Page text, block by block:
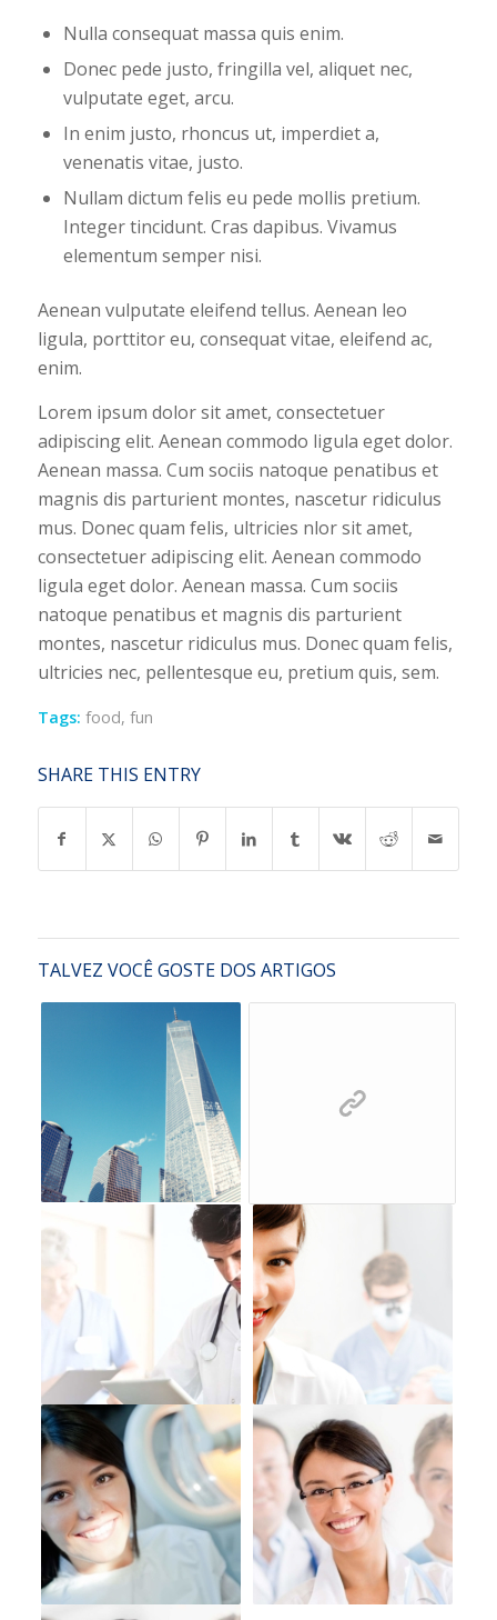
Nulla consequat massa quis enim.
Donec pede justo, fringilla vel, aliquet nec,
vulputate eget, arcu.
In enim justo, rhoncus ut, imperdiet a,
venenatis vitae, justo.
Nullam dictum felis eu pede mollis pretium.
Integer tincidunt. Cras dapibus. Vivamus
elementum semper nisi.
Aenean vulputate eleifend tellus. Aenean leo
ligula, porttitor eu, consequat vitae, eleifend ac,
enim.
Lorem ipsum dolor sit amet, consectetuer
adipiscing elit. Aenean commodo ligula eget dolor.
Aenean massa. Cum sociis natoque penatibus et
magnis dis parturient montes, nascetur ridiculus
mus. Donec quam felis, ultricies nlor sit amet,
consectetuer adipiscing elit. Aenean commodo
ligula eget dolor. Aenean massa. Cum sociis
natoque penatibus et magnis dis parturient
montes, nascetur ridiculus mus. Donec quam felis,
ultricies nec, pellentesque eu, pretium quis, sem.
Tags: food, fun
SHARE THIS ENTRY
TALVEZ VOCÊ GOSTE DOS ARTIGOS